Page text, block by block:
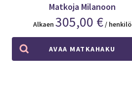
Matkoja Milanoon
Alkaen 305,00 € / henkilö
AVAA MATKAHAKU